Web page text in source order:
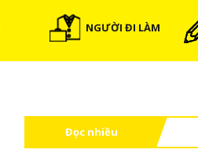
NGƯỜI ĐI LÀM
Đọc nhiều